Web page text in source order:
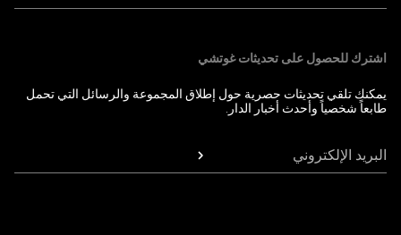
اشترك للحصول على تحديثات غوتشي
يمكنك تلقي تحديثات حصرية حول إطلاق المجموعة والرسائل التي تحمل
طابعاً شخصياً وأحدث أخبار الدار.
البريد الإلكتروني